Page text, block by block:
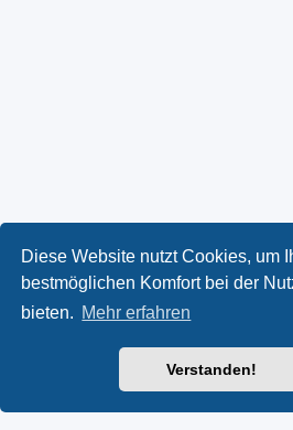
Diese Website nutzt Cookies, um
bestmöglichen Komfort bei der
bieten. Mehr erfahren
Verstanden!